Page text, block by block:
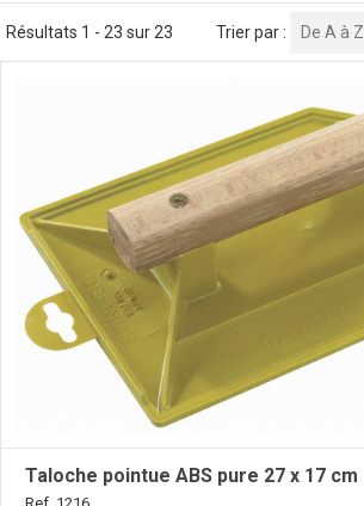
Résultats 1 - 23 sur 23 Trier par : De A à Z
Taloche pointue ABS pure 27 x 17 cm